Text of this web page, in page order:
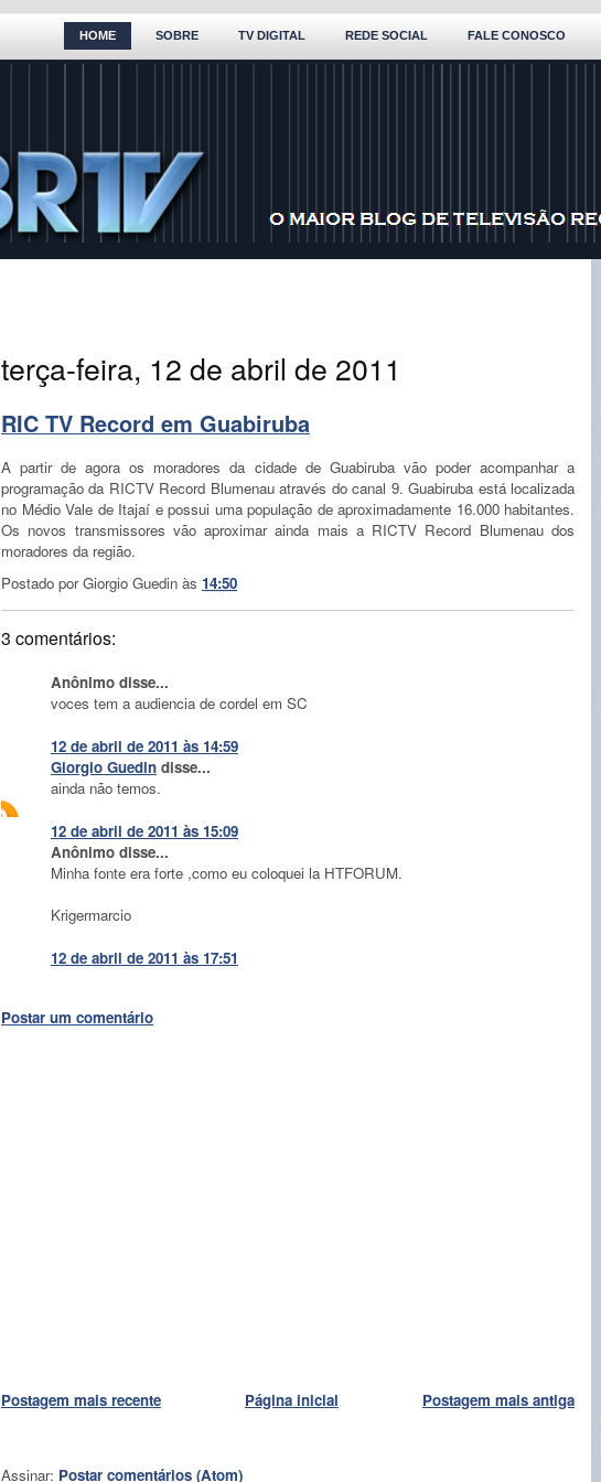
HOME SOBRE TV DIGITAL REDE SOCIAL FALE CONOSCO
terça-feira, 12 de abril de 2011
RIC TV Record em Guabiruba
A partir de agora os moradores da cidade de Guabiruba vão poder acompanhar a
programação da RICTV Record Blumenau através do canal 9. Guabiruba está localizada
no Médio Vale de Itajaí e possui uma população de aproximadamente 16.000 habitantes.
Os novos transmissores vão aproximar ainda mais a RICTV Record Blumenau dos
moradores da região.
Postado porGiorgio Guedin às 14:50
3 comentários:
Anônimo disse...
voces tem a audiencia de cordel em SC
12 de abril de 2011 às 14:59
Giorgio Guedin disse...
ainda não temos.
12 de abril de 2011 às 15:09
Anônimo disse...
Minha fonte era forte ,como eu coloquei la HTFORUM.
Krigermarcio
12 de abril de 2011 às 17:51
Postar um comentário
Postagem mais recente Postagem mais antiga
Página inicial
Assinar: Postar comentários (Atom)